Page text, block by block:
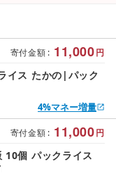
寄付金額 : 11,000円
イス たかの|パック
4%マネー増量
寄付金額 : 11,000円
10個 パックライス